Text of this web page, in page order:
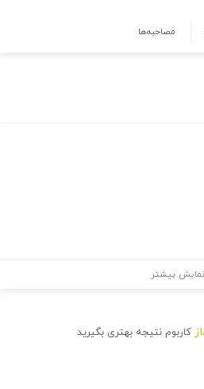
مصاحبه‌ها
نمایش بیشتر
کاربوم نتیجه بهتری بگیرید